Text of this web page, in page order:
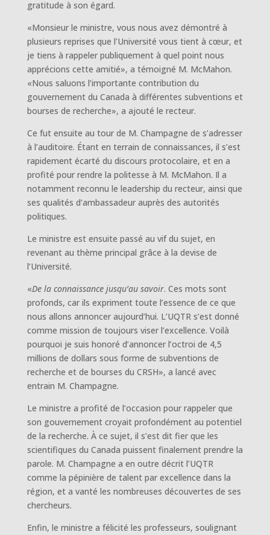
gratitude à son égard.
«Monsieur le ministre, vous nous avez démontré à
plusieurs reprises que l’Université vous tient à cœur, et
je tiens à rappeler publiquement à quel point nous
apprécions cette amitié», a témoigné M. McMahon.
«Nous saluons l’importante contribution du
gouvernement du Canada à différentes subventions et
bourses de recherche», a ajouté le recteur.
Ce fut ensuite au tour de M. Champagne de s’adresser
à l’auditoire. Étant en terrain de connaissances, il s’est
rapidement écarté du discours protocolaire, et en a
profité pour rendre la politesse à M. McMahon. Il a
notamment reconnu le leadership du recteur, ainsi que
ses qualités d’ambassadeur auprès des autorités
politiques.
Le ministre est ensuite passé au vif du sujet, en
revenant au thème principal grâce à la devise de
l’Université.
«De la connaissance jusqu’au savoir. Ces mots sont
profonds, car ils expriment toute l’essence de ce que
nous allons annoncer aujourd’hui. L’UQTR s’est donné
comme mission de toujours viser l’excellence. Voilà
pourquoi je suis honoré d’annoncer l’octroi de 4,5
millions de dollars sous forme de subventions de
recherche et de bourses du CRSH», a lancé avec
entrain M. Champagne.
Le ministre a profité de l’occasion pour rappeler que
son gouvernement croyait profondément au potentiel
de la recherche. À ce sujet, il s’est dit fier que les
scientifiques du Canada puissent finalement prendre la
parole. M. Champagne a en outre décrit l’UQTR
comme la pépinière de talent par excellence dans la
région, et a vanté les nombreuses découvertes de ses
chercheurs.
Enfin, le ministre a félicité les professeurs, soulignant